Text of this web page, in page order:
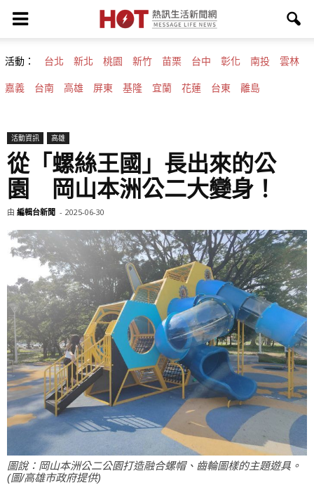
活動： 台北 新北 桃園 新竹 苗栗 台中 彰化 南投 雲林
嘉義 台南 高雄 屏東 基隆 宜蘭 花蓮 台東 離島
活動資訊 高雄
從「螺絲王國」長出來的公
園 岡山本洲公二大變身！
由 編輯台新聞 - 2025-06-30
圖說：岡山本洲公二公園打造融合螺帽、齒輪圖樣的主題遊具。
(圖/高雄市政府提供)